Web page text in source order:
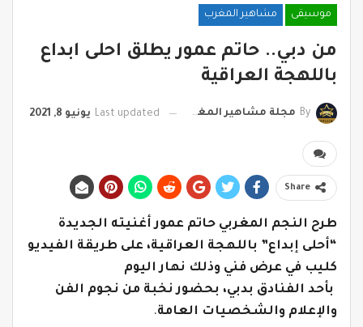
موسيقى مشاهير المغرب
من دبي.. حاتم عمور يطلق احلى ابداع
باللهجة العراقية
By مجلة مشاهير المغرب Last updated يونيو 8, 2021
Share
طرح النجم المغربي حاتم عمور أغنيته الجديدة
“أحلى إبداع” باللهجة العراقية، على طريقة الفيديو
كليب في عرض فني وذلك نهار اليوم
بأحد الفنادق بدبي، بحضور نخبة من نجوم الفن
والإعلام والشخصيات العامة.